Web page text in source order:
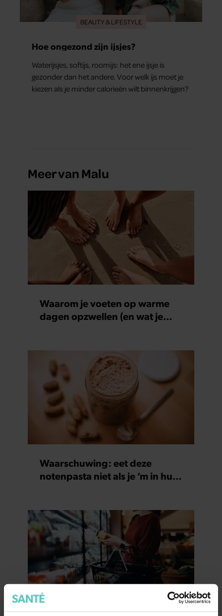
BEAUTY & LIFESTYLE
Hoe ongezond zijn ijsjes?
Waterijsjes, softijs, roomijs: het ene ijsje is
gezonder dan het andere. Voor welk ijs moet je
kiezen als je minder calorieën wilt binnenkrijgen?
Meer van Malu
Waarom je voeten op warme
dagen opzwellen (en wat je
Waarschuwing: eet deze
notenpasta niet als je ‘m in huis